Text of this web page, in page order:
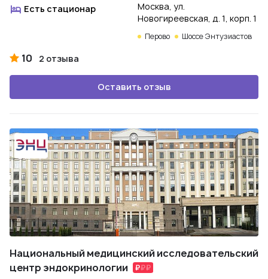
Есть стационар
Москва, ул.
Новогиреевская, д. 1, корп. 1
Перово Шоссе Энтузиастов
10 2 отзыва
Оставить отзыв
Национальный медицинский исследовательский
центр эндокринологии